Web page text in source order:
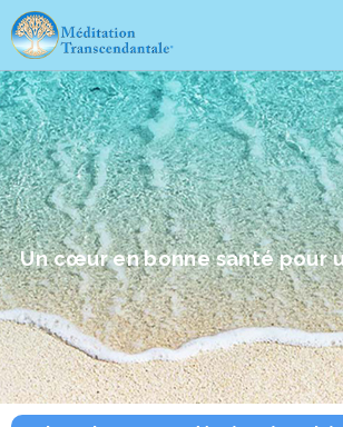
Un cœur en bonne santé pour